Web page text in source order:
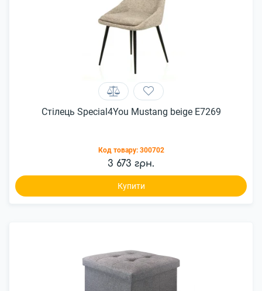
Стілець Special4You Mustang beige E7269
Код товару: 300702
3 673 грн.
Купити